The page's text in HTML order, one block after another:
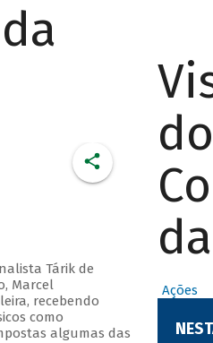
Tárik de
Marcel
recebendo
como
algumas das
do
Ações